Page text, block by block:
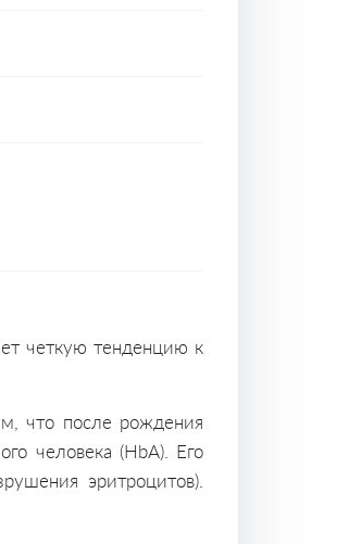
четкую тенденцию к
что после рождения
человека (HbA). Его
эритроцитов).